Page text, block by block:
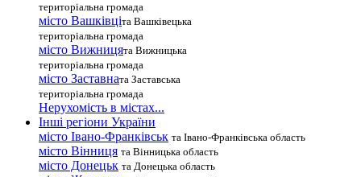
територіальна громада
місто Вашківціта Вашківецька
територіальна громада
місто Вижницята Вижницька
територіальна громада
місто Заставната Заставська
територіальна громада
Нерухомість в містах...
Інші регіони України
місто Івано-Франківськ та Івано-Франківська область
місто Вінниця та Вінницька область
місто Донецьк та Донецька область